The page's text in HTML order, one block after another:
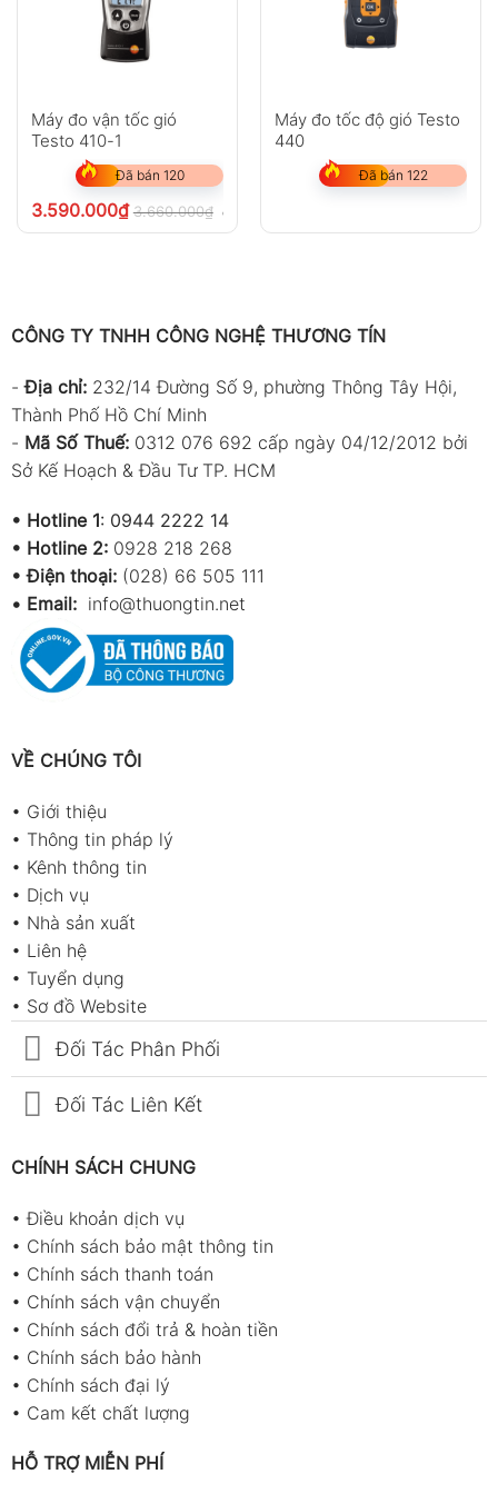
đo
(ft³/min)
0.001–
CMM
(m³/min)
0–
999900
0.001–100
0.001–
9999
Bảng chuyển đổi đơn vị gió
m/s ft/min knots km/h mph
ft/min
0.00508 0.01829
1
knot
0.5144 101.27 1 1.8519 1.1523
1
km/h
0.2778 54.69 0.54 1 0.6222
1
mph
0.4464 87.89
Phạm vi đo nhiệt độ gió (Wind Temperature
Range)
Đơn vị Thang đo
°F 32.0–113.0
Ứng dụng sản phẩm
tra lưu lượng hệ thống điều hòa.
trong phòng, phòng sạch, khu vực sản
xuất.
Kỹ thuật công nghiệp: kiểm tra tốc độ gió
tại quạt công nghiệp, hệ thống hút – cấp
khí.
khí tốc độ thấp, đo trong kênh gió.
Điện – điện tử: đánh giá hệ thống làm mát
thiết bị và tủ điện.
Phụ kiện sản phẩm
Host × 1
Đầu dò (Probe) × 1
Hộp màu (Color box) × 1
Hướng dẫn sử dụng × 1
Máy đo vận tốc gió
Testo 410-1
Đã bán 120
3.590.000₫ 3.660.000₫ chưa VAT 8%
Máy đo tốc độ gió Testo
440
Đã bán 122
CÔNG TY TNHH CÔNG NGHỆ THƯƠNG TÍN
-Địa chỉ: 232/14 Đường Số 9, phường Thông Tây Hội,
Thành Phố Hồ Chí Minh
- Mã Số Thuế: 0312 076 692 cấp ngày 04/12/2012 bởi
Sở Kế Hoạch & Đầu Tư TP. HCM
• Hotline 1: 0944 2222 14
• Hotline 2: 0928 218 268
• Điện thoại: (028) 66 505 111
• Email: info@thuongtin.net
VỀ CHÚNG TÔI
• Giới thiệu
• Thông tin pháp lý
• Kênh thông tin
• Dịch vụ
• Nhà sản xuất
• Liên hệ
• Tuyển dụng
• Sơ đồ Website
Đối Tác Phân Phối
Đối Tác Liên Kết
CHÍNH SÁCH CHUNG
•Điều khoản dịch vụ
• Chính sách bảo mật thông tin
• Chính sách thanh toán
• Chính sách vận chuyển
• Chính sách đổi trả & hoàn tiền
• Chính sách bảo hành
• Chính sách đại lý
• Cam kết chất lượng
HỖ TRỢ MIỄN PHÍ